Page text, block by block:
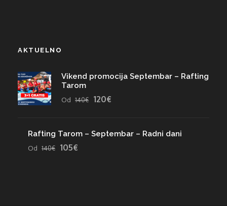
AKTUELNO
Vikend promocija Septembar – Rafting
Tarom
Od 140€ 120€
Rafting Tarom – Septembar – Radni dani
Od 140€ 105€